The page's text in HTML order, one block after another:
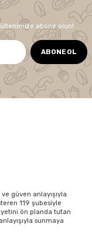
abone olun!
ABONE OL
güven anlayışıyla
119 şubesiyle
ön planda tutan
sunmaya